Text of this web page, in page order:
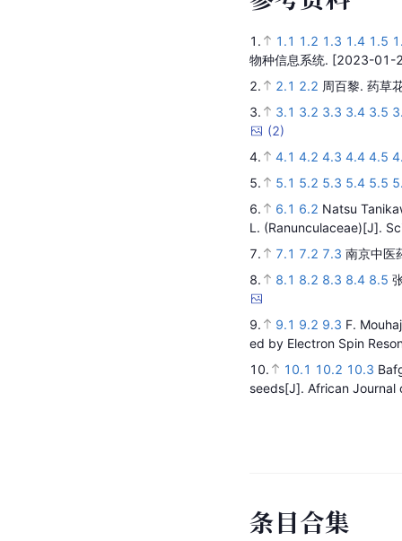
1. 1.1 1.2 1.3 1.4 1.5
物种信息系统. [2023-01-
2.
2.1 2.2 周百黎. 药草
3.
3.1 3.2 3.3 3.4 3.5
(2)
4.
4.1 4.2 4.3 4.4 4.5
5.
5.1 5.2 5.3 5.4 5.5
6.
6.1 6.2 Natsu
L. (Ranunculaceae)[J].
7.
7.1 7.2 7.3 南京中医
8.
8.1 8.2 8.3 8.4 8.5
9. 9.1 9.2 9.3 F.
ed by Electron Spin
10.
10.1 10.2 10.3
seeds[J]. African Journal
条目合集